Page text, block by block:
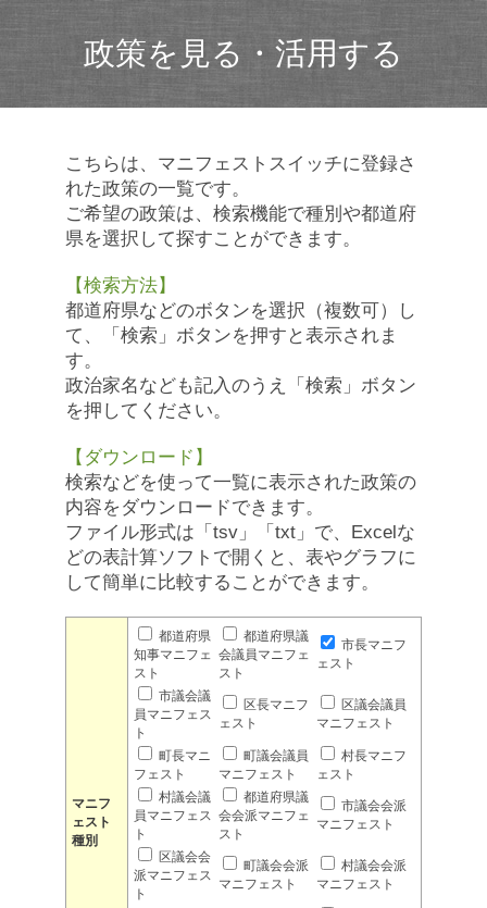
政策を見る・活用する
こちらは、マニフェストスイッチに登録さ
れた政策の一覧です。
ご希望の政策は、検索機能で種別や都道府
県を選択して探すことができます。
【検索方法】
都道府県などのボタンを選択（複数可）し
て、「検索」ボタンを押すと表示されま
す。
政治家名なども記入のうえ「検索」ボタン
を押してください。
【ダウンロード】
検索などを使って一覧に表示された政策の
内容をダウンロードできます。
ファイル形式は「tsv」「txt」で、Excelな
どの表計算ソフトで開くと、表やグラフに
して簡単に比較することができます。
マニフ
ェスト
種別
都道府県
知事マニフェ
スト
都道府県議
会議員マニフェ
スト
市長マニフ
ェスト
市議会議
員マニフェス
ト
区長マニフ
ェスト
区議会議員
マニフェスト
町長マニ
フェスト
町議会議員
マニフェスト
村長マニフ
ェスト
村議会議
員マニフェス
ト
都道府県議
会会派マニフェ
スト
市議会会派
マニフェスト
区議会会
派マニフェス
ト
町議会会派
マニフェスト
村議会会派
マニフェスト